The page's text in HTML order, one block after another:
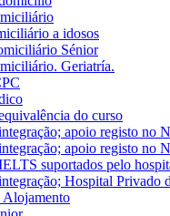
a idosos
Sénior
Geriatría.
do curso
apoio registo no
apoio registo no
suportados pelo
Hospital Privado